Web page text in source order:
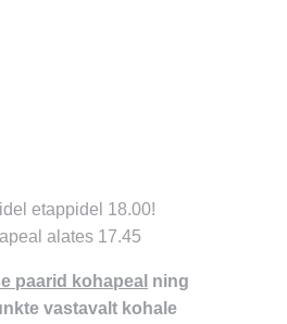
etappidel 18.00!
alates 17.45
paarid kohapeal ning
vastavalt kohale